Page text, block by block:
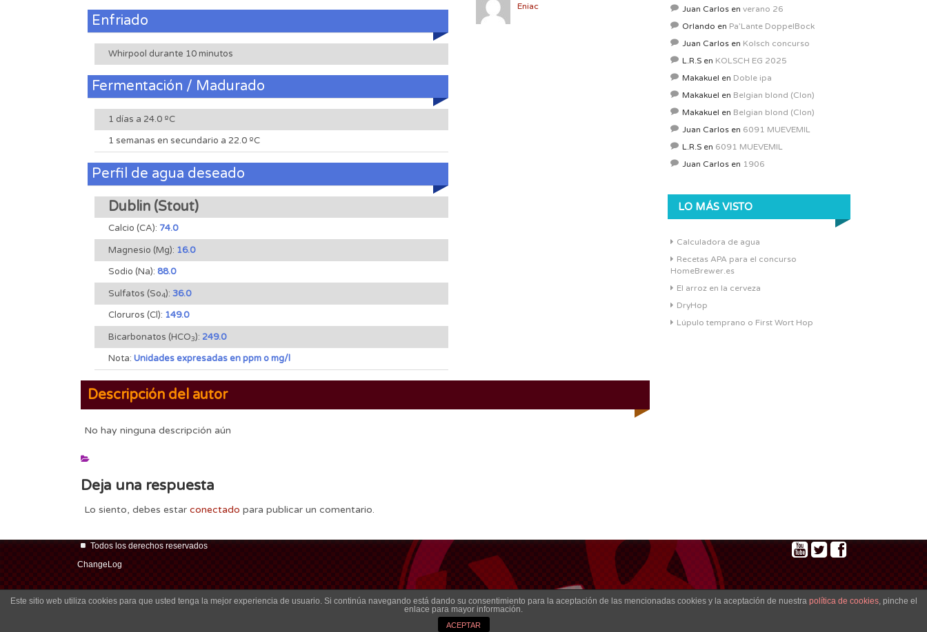
Enfriado
Whirpool durante 10 minutos
Fermentación / Madurado
1 días a 24.0 ºC
1 semanas en secundario a 22.0 ºC
Perfil de agua deseado
Dublin (Stout)
Calcio (CA): 74.0
Magnesio (Mg): 16.0
Sodio (Na): 88.0
Sulfatos (So4): 36.0
Cloruros (Cl): 149.0
Bicarbonatos (HCO3): 249.0
Nota: Unidades expresadas en ppm o mg/l
Eniac
Descripción del autor
No hay ninguna descripción aún
Deja una respuesta
Lo siento, debes estar conectado para publicar un comentario.
Juan Carlos en verano 26
Orlando en Pa’Lante DoppelBock
Juan Carlos en Kolsch concurso
L.R.S en KOLSCH EG 2025
Makakuel en Doble ipa
Makakuel en Belgian blond (Clon)
Makakuel en Belgian blond (Clon)
Juan Carlos en 6091 MUEVEMIL
L.R.S en 6091 MUEVEMIL
Juan Carlos en 1906
LO MÁS VISTO
Calculadora de agua
Recetas APA para el concurso
HomeBrewer.es
El arroz en la cerveza
DryHop
Lúpulo temprano o First Wort Hop
Todos los derechos reservados
ChangeLog
Este sitio web utiliza cookies para que usted tenga la mejor experiencia de usuario. Si continúa navegando está dando su consentimiento para la aceptación de las mencionadas cookies y la aceptación de nuestra política de cookies, pinche el
enlace para mayor información.
ACEPTAR